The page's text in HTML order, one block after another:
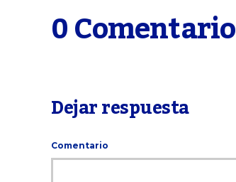
0 Comentario
Dejar respuesta
Comentario